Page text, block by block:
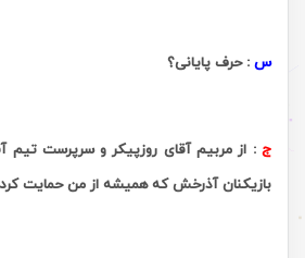
س : حرف پایانی؟
ج: از مربیم آقای روزپیکر و سرپرست تیم
بازیکنان آذرخش که همیشه از من حمایت